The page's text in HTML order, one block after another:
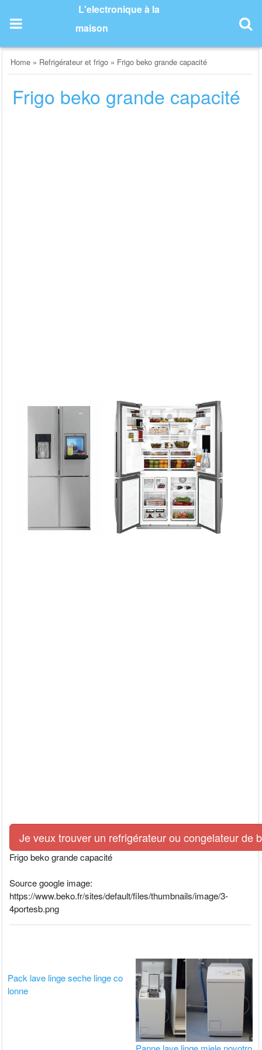
content
L'electronique à la
maison
Home » Refrigérateur et frigo » Frigo beko grande capacité
Frigo beko grande capacité
Je veux trouver un refrigérateur ou congelateur de
Frigo beko grande capacité
Source google image:
https://www.beko.fr/sites/default/files/thumbnails/image/3-
4portesb.png
Pack lave linge seche linge co
lonne